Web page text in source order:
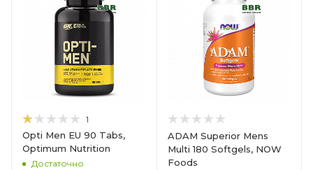
1
Opti Men EU 90 Tabs,
Optimum Nutrition
Достаточно
ADAM Superior Mens
Multi 180 Softgels, NOW
Foods